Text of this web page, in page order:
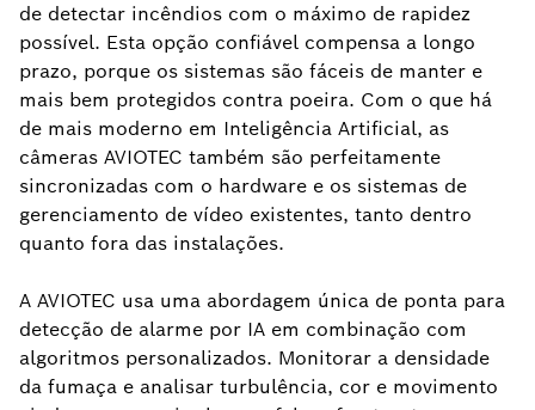
de detectar incêndios com o máximo de rapidez
possível. Esta opção confiável compensa a longo
prazo, porque os sistemas são fáceis de manter e
mais bem protegidos contra poeira. Com o que há
de mais moderno em Inteligência Artificial, as
câmeras AVIOTEC também são perfeitamente
sincronizadas com o hardware e os sistemas de
gerenciamento de vídeo existentes, tanto dentro
quanto fora das instalações.
A AVIOTEC usa uma abordagem única de ponta para
detecção de alarme por IA em combinação com
algoritmos personalizados. Monitorar a densidade
da fumaça e analisar turbulência, cor e movimento